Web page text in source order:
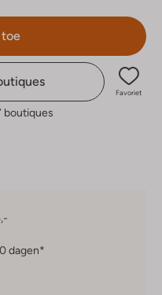
toe
Favoriet
boutiques
dagen*